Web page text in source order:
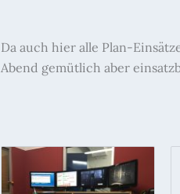
Da auch hier alle Plan-
Abend gemütlich aber